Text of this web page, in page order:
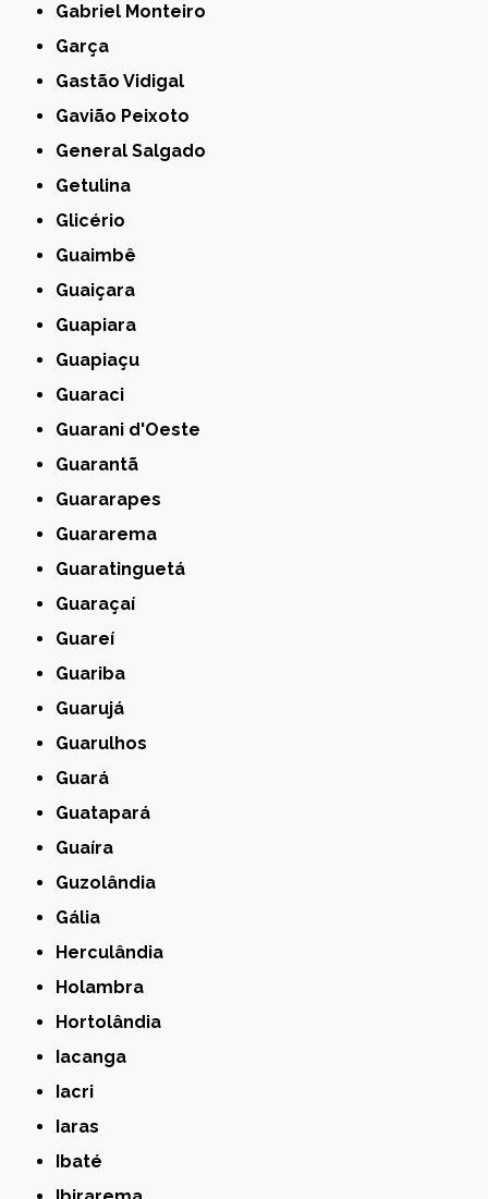
Gabriel Monteiro
Garça
Gastão Vidigal
Gavião Peixoto
General Salgado
Getulina
Glicério
Guaimbê
Guaiçara
Guapiara
Guapiaçu
Guaraci
Guarani d'Oeste
Guarantã
Guararapes
Guararema
Guaratinguetá
Guaraçaí
Guareí
Guariba
Guarujá
Guarulhos
Guará
Guatapará
Guaíra
Guzolândia
Gália
Herculândia
Holambra
Hortolândia
Iacanga
Iacri
Iaras
Ibaté